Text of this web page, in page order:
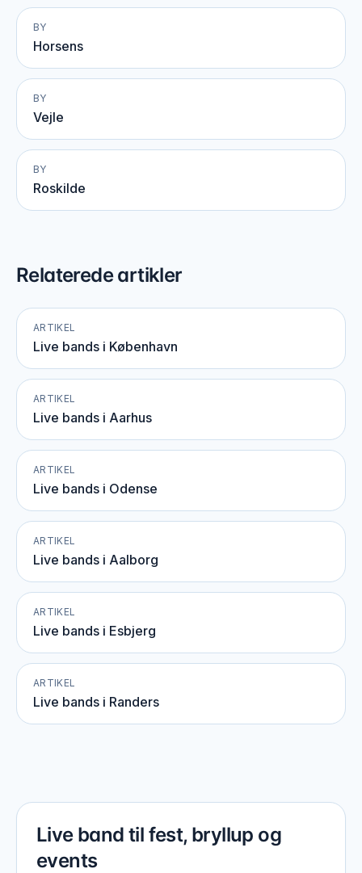
BY
Horsens
BY
Vejle
BY
Roskilde
Relaterede artikler
ARTIKEL
Live bands i København
ARTIKEL
Live bands i Aarhus
ARTIKEL
Live bands i Odense
ARTIKEL
Live bands i Aalborg
ARTIKEL
Live bands i Esbjerg
ARTIKEL
Live bands i Randers
Live band til fest, bryllup og
events